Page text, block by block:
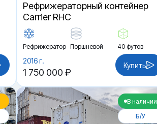
Рефрижераторный контейнер
Carrier RHC
Рефрижератор Поршневой 40 футов
2016 г.
1 750 000 ₽
Купить
В наличии
Б/У